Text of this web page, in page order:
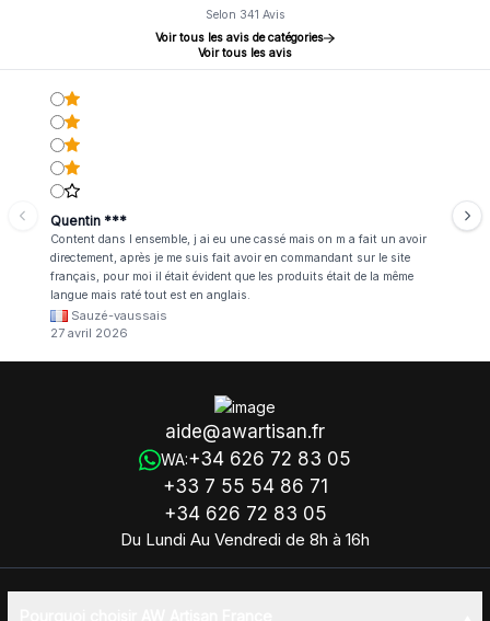
Selon 341 Avis
Voir tous les avis de catégories
Voir tous les avis
Quentin ***
Content dans l ensemble, j ai eu une cassé mais on m a fait un avoir
directement, après je me suis fait avoir en commandant sur le site
français, pour moi il était évident que les produits était de la même
langue mais raté tout est en anglais.
Sauzé-vaussais
27 avril 2026
aide@awartisan.fr
WA:+34 626 72 83 05
+33 7 55 54 86 71
+34 626 72 83 05
Du Lundi Au Vendredi de 8h à 16h